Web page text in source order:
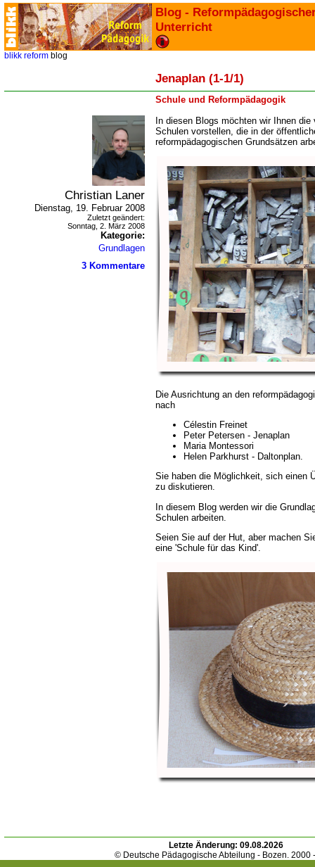
Blog -
Unterricht
blikk reform blog
Jenaplan (1-1/1)
Schule und Reformpädagogik
Christian Laner
Dienstag, 19. Februar 2008
Zuletzt geändert:
Sonntag, 2. März 2008
Kategorie:
Grundlagen
3 Kommentare
In diesen Blogs möchten wir Ihnen
Schulen vorstellen, die in der
reformpädagogischen Grundsätzen
Die Ausrichtung an den
nach
Célestin Freinet
Peter Petersen - Jenaplan
Maria Montessori
Helen Parkhurst - Daltonplan.
Sie haben die Möglichkeit, sich einen
zu diskutieren.
In diesem Blog werden wir die
Schulen arbeiten.
Seien Sie auf der Hut, aber machen
eine 'Schule für das Kind'.
Letzte Änderung: 09.08.2026
© Deutsche Pädagogische Abteilung - Bozen. 2000